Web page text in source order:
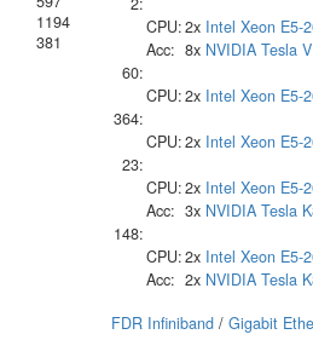
1194
381
CPU:2x Intel Xeon E5-
Acc: 8x NVIDIA Tesla
60:
CPU:2x Intel Xeon E5-
364:
CPU:2x Intel Xeon E5-
23:
CPU:2x Intel Xeon E5-
Acc: 3x NVIDIA Tesla
148:
CPU:2x Intel Xeon E5-
Acc: 2x NVIDIA Tesla
FDR Infiniband / Gigabit